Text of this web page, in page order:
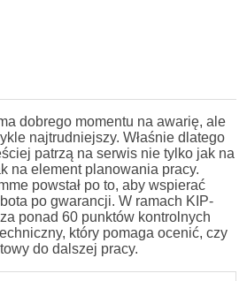
dobrego momentu na awarię, ale
najtrudniejszy. Właśnie dlatego
patrzą na serwis nie tylko jak na
na element planowania pracy.
powstał po to, aby wspierać
po gwarancji. W ramach KIP-
ponad 60 punktów kontrolnych
który pomaga ocenić, czy
do dalszej pracy.